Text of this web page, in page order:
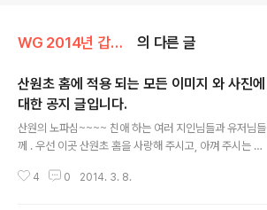
WG 2014년 갑오년 기록 의 다른 글
산원초 홈에 적용 되는 모든 이미지 와 사진에
대한 공지 글입니다.
산원의 노파심~~~~ 친애 하는 여러 지인님들과 유저님들
께 . 우선 이곳 산원초 홈을 사랑해 주시고, 아껴 주시는 모
가 활성화 되었고,웹상에 공인 인 여러 지인님들과 협회 인
4 0 2014. 3. 8.